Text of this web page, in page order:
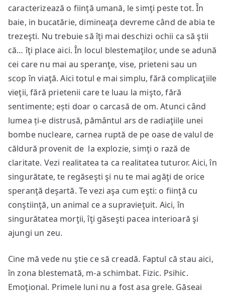
caracterizează o fiinţă umană, le simţi peste tot. În
baie, in bucatărie, dimineaţa devreme când de abia te
trezeşti. Nu trebuie să îţi mai deschizi ochii ca să ştii
că… îţi place aici. În locul blestemaţilor, unde se adună
cei care nu mai au speranţe, vise, prieteni sau un
scop în viaţă. Aici totul e mai simplu, fără complicaţiile
vieţii, fără prietenii care te luau la mişto, fără
sentimente; ești doar o carcasă de om. Atunci când
lumea ți-e distrusă, pământul ars de radiaţiile unei
bombe nucleare, carnea ruptă de pe oase de valul de
căldură provenit de la explozie, simţi o rază de
claritate. Vezi realitatea ta ca realitatea tuturor. Aici, în
singurătate, te regăseşti şi nu te mai agăţi de orice
speranţă deşartă. Te vezi aşa cum eşti: o fiinţă cu
conştiinţă, un animal ce a supravieţuit. Aici, în
singurătatea morţii, îţi găseşti pacea interioară şi
ajungi un zeu.
Cine mă vede nu ştie ce să creadă. Faptul că stau aici,
în zona blestemată, m-a schimbat. Fizic. Psihic.
Emoţional. Primele luni nu a fost asa grele. Găseai